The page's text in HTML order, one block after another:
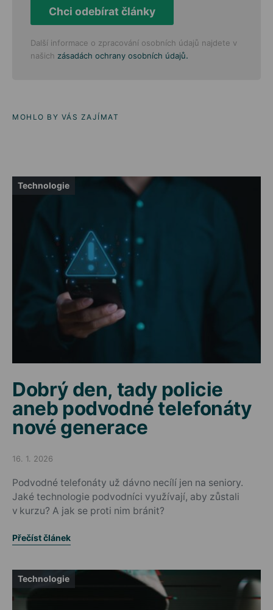
Chci odebírat články
Další informace o zpracování osobních údajů najdete v
našich zásadách ochrany osobních údajů.
MOHLO BY VÁS ZAJÍMAT
Technologie
Dobrý den, tady policie
aneb podvodné telefonáty
nové generace
Posted on
16. 1. 2026
Podvodné telefonáty už dávno necílí jen na seniory.
Jaké technologie podvodníci využívají, aby zůstali
v kurzu? A jak se proti nim bránit?
Přečíst článek
Technologie